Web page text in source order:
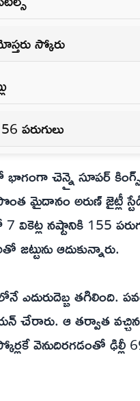
స్కోరు
పరుగులు
చెన్నై సూపర్
మైదానం అరుణ్ జైట్లీ
7 వికెట్ల నష్టానికి 155
ఆదుకున్నారు.
తగిలింది.
చేరారు. ఆ తర్వాత
వెనుదిరగడంతో ఢిల్లీ